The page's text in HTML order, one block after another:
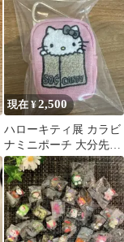
現在 ¥2,500
ハローキティ展 カラビ
ナミニポーチ 大分先行
カラー 限定
HELLOKitty展